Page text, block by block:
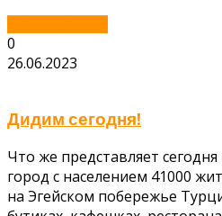
0
26.06.2023
Дидим сегодня!
Что же представляет
город с населением 41000
на Эгейском побережье